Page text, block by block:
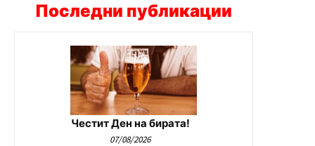
Последни публикации
Честит Ден на бирата!
07/08/2026